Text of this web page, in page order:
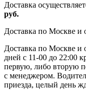
Доставка
руб.
Доставка по Москве и
Доставка по Москве и
дней с 11-00 до 22:00
первую, либо вторую
с менеджером.
приезда, целый день